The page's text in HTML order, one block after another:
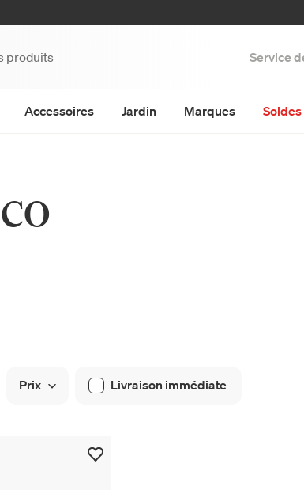
Service
Accessoires Jardin Marques
Prix Livraison immédiate